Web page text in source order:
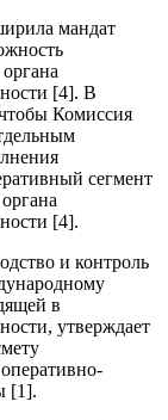
мандат
[4]. В
Комиссия
сегмент
[4].
и контроль
в
утверждает
[1].